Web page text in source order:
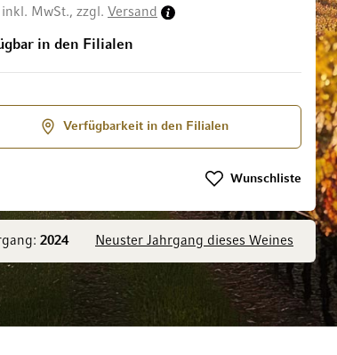
2024 Neuster Jahrgang dieses Weines
inkl. MwSt., zzgl. Versand
in den Filialen
Verfügbarkeit in den Filialen
Wunschliste